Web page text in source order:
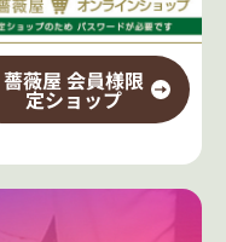
薔薇屋 会員様限
定ショップ